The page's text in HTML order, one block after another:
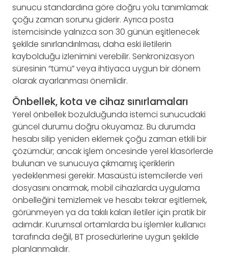
sunucu standardına göre doğru yolu tanımlamak
çoğu zaman sorunu giderir. Ayrıca posta
istemcisinde yalnızca son 30 günün eşitlenecek
şekilde sınırlandırılması, daha eski iletilerin
kaybolduğu izlenimini verebilir. Senkronizasyon
süresinin “tümü” veya ihtiyaca uygun bir dönem
olarak ayarlanması önemlidir.
Önbellek, kota ve cihaz sınırlamaları
Yerel önbellek bozulduğunda istemci sunucudaki
güncel durumu doğru okuyamaz. Bu durumda
hesabı silip yeniden eklemek çoğu zaman etkili bir
çözümdür; ancak işlem öncesinde yerel klasörlerde
bulunan ve sunucuya çıkmamış içeriklerin
yedeklenmesi gerekir. Masaüstü istemcilerde veri
dosyasını onarmak, mobil cihazlarda uygulama
önbelleğini temizlemek ve hesabı tekrar eşitlemek,
görünmeyen ya da takılı kalan iletiler için pratik bir
adımdır. Kurumsal ortamlarda bu işlemler kullanıcı
tarafında değil, BT prosedürlerine uygun şekilde
planlanmalıdır.